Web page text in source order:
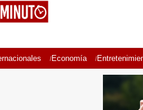
Economía